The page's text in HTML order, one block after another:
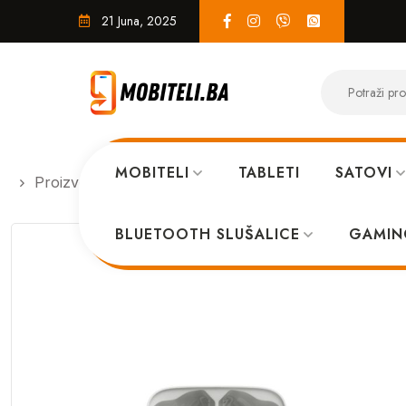
21 Juna, 2025
MOBITELI TABLETI SATOVI
BLUETOOTH SLUŠALICE
Proizvodi AUDIO OPREMA JBL Wave Beam